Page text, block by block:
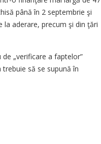
până în 2 septembrie şi
aderare, precum şi din ţări
„verificare a faptelor”
să se supună în